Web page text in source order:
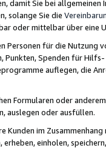
damit Sie bei
solange Sie die
oder mittelbar über eine
Personen für die Nutzung
Punkten, Spenden für
auflegen, die
Formularen oder
auslegen oder ausfüllen.
Kunden im
einholen,